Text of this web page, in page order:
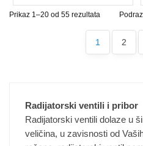
194 rsd
do
627 rsd
ima
izabrane
na
stranici
Prikaz 1–20 od 55 rezultata
1 2
Radijatorski ventili i pribor
Radijatorski ventili dolaze u
veličina, u zavisnosti od